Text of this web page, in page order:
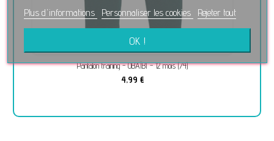
Pantalon training - OBAÏBI - 12 mois (74)
4,99 €
Plus d'informations
Personnaliser les cookies Rejeter tout
OK !